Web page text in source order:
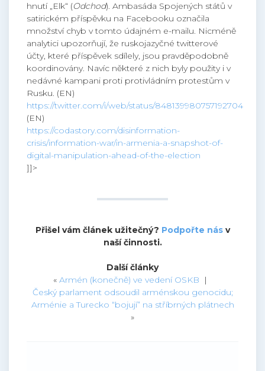
hnutí „Elk“ (Odchod). Ambasáda Spojených států v
satirickém příspěvku na Facebooku označila
množství chyb v tomto údajném e-mailu. Nicméně
analytici upozorňují, že ruskojazyčné twitterové
účty, které příspěvek sdílely, jsou pravděpodobně
koordinovány. Navíc některé z nich byly použity i v
nedávné kampani proti protivládním protestům v
Rusku. (EN)
https://twitter.com/i/web/status/848139980757192704
(EN)
https://codastory.com/disinformation-
crisis/information-war/in-armenia-a-snapshot-of-
digital-manipulation-ahead-of-the-election
]]>
Přišel vám článek užitečný? Podpořte násv
naší činnosti.
Další články
« Armén (konečně) ve vedení OSKB |
Český parlament odsoudil arménskou genocidu;
Arménie a Turecko “bojují” na stříbrných plátnech
»